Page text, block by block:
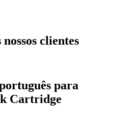
clientes
para
Cartridge